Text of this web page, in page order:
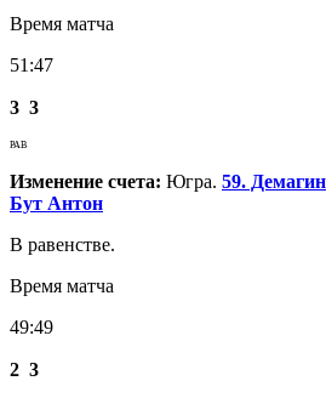
Время матча
51:47
3 3
РАВ
Изменение счета: Югра. 59.
Бут Антон
В равенстве.
Время матча
49:49
2 3